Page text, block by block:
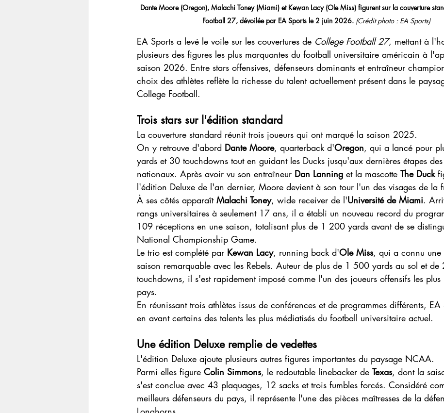
Dante Moore (Oregon), Malachi Toney (Miami) et Kewan Lacy (Ole Miss) figurent sur la couverture
Football 27, dévoilée par EA Sports le 2 juin 2026. (Crédit photo : EA Sports)
EA Sports a levé le voile sur les couvertures de College Football 27, mettant à
plusieurs des figures les plus marquantes du football universitaire américain à
saison 2026. Entre stars offensives, défenseurs dominants et entraîneur
choix des athlètes reflète la richesse du talent actuellement présent dans le
College Football.
Trois stars sur l'édition standard
La couverture standard réunit trois joueurs qui ont marqué la saison 2025.
On y retrouve d'abord Dante Moore, quarterback d'Oregon, qui a lancé pour
yards et 30 touchdowns tout en guidant les Ducks jusqu'aux dernières étapes
nationaux. Après avoir vu son entraîneur Dan Lanning et la mascotte The Duck
l'édition Deluxe de l'an dernier, Moore devient à son tour l'un des visages de la
À ses côtés apparaît Malachi Toney, wide receiver de l'Université de Miami.
rangs universitaires à seulement 17 ans, il a établi un nouveau record du
109 réceptions en une saison, totalisant plus de 1 200 yards avant de se
National Championship Game.
Le trio est complété par Kewan Lacy, running back d'Ole Miss, qui a connu une
saison remarquable avec les Rebels. Auteur de plus de 1 500 yards au sol et de
touchdowns, il s'est rapidement imposé comme l'un des joueurs offensifs les plus
pays.
En réunissant trois athlètes issus de conférences et de programmes différents, EA
en avant certains des talents les plus médiatisés du football universitaire actuel.
Une édition Deluxe remplie de vedettes
L'édition Deluxe ajoute plusieurs autres figures importantes du paysage NCAA.
Parmi elles figure Colin Simmons, le redoutable linebacker de Texas, dont la
s'est conclue avec 43 plaquages, 12 sacks et trois fumbles forcés. Considéré
meilleurs défenseurs du pays, il représente l'une des pièces maîtresses de la